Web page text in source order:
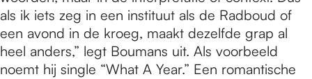
als ik iets zeg in een instituut als de Radboud of
een avond in de kroeg, maakt dezelfde grap al
heel anders,” legt Boumans uit. Als voorbeeld
noemt hij single “What A Year.” Een romantische